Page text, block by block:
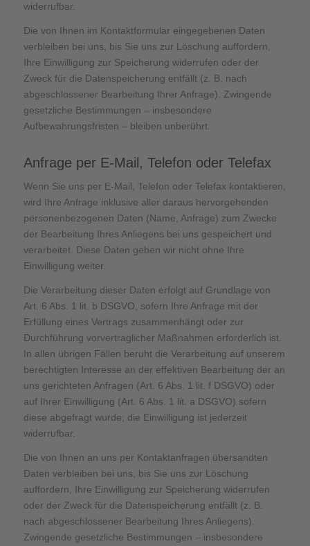
widerrufbar.
Die von Ihnen im Kontaktformular eingegebenen Daten
verbleiben bei uns, bis Sie uns zur Löschung auffordern,
Ihre Einwilligung zur Speicherung widerrufen oder der
Zweck für die Datenspeicherung entfällt (z. B. nach
abgeschlossener Bearbeitung Ihrer Anfrage). Zwingende
gesetzliche Bestimmungen – insbesondere
Aufbewahrungsfristen – bleiben unberührt.
Anfrage per E-Mail, Telefon oder Telefax
Wenn Sie uns per E-Mail, Telefon oder Telefax kontaktieren,
wird Ihre Anfrage inklusive aller daraus hervorgehenden
personenbezogenen Daten (Name, Anfrage) zum Zwecke
der Bearbeitung Ihres Anliegens bei uns gespeichert und
verarbeitet. Diese Daten geben wir nicht ohne Ihre
Einwilligung weiter.
Die Verarbeitung dieser Daten erfolgt auf Grundlage von
Art. 6 Abs. 1 lit. b DSGVO, sofern Ihre Anfrage mit der
Erfüllung eines Vertrags zusammenhängt oder zur
Durchführung vorvertraglicher Maßnahmen erforderlich ist.
In allen übrigen Fällen beruht die Verarbeitung auf unserem
berechtigten Interesse an der effektiven Bearbeitung der an
uns gerichteten Anfragen (Art. 6 Abs. 1 lit. f DSGVO) oder
auf Ihrer Einwilligung (Art. 6 Abs. 1 lit. a DSGVO) sofern
diese abgefragt wurde; die Einwilligung ist jederzeit
widerrufbar.
Die von Ihnen an uns per Kontaktanfragen übersandten
Daten verbleiben bei uns, bis Sie uns zur Löschung
auffordern, Ihre Einwilligung zur Speicherung widerrufen
oder der Zweck für die Datenspeicherung entfällt (z. B.
nach abgeschlossener Bearbeitung Ihres Anliegens).
Zwingende gesetzliche Bestimmungen – insbesondere